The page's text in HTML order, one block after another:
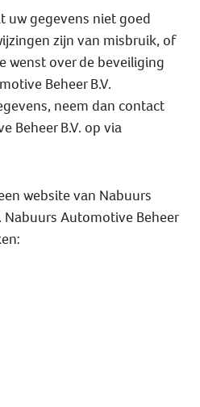
uw gegevens niet goed
zijn van misbruik, of
wenst over de beveiliging
Beheer B.V.
neem dan contact
Beheer B.V. op via
website van Nabuurs
Nabuurs Automotive Beheer